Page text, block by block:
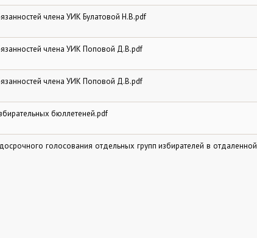
члена УИК Булатовой Н.В.pdf
члена УИК Поповой Д.В.pdf
члена УИК Поповой Д.В.pdf
бюллетеней.pdf
голосования отдельных групп избирателей в отдаленной